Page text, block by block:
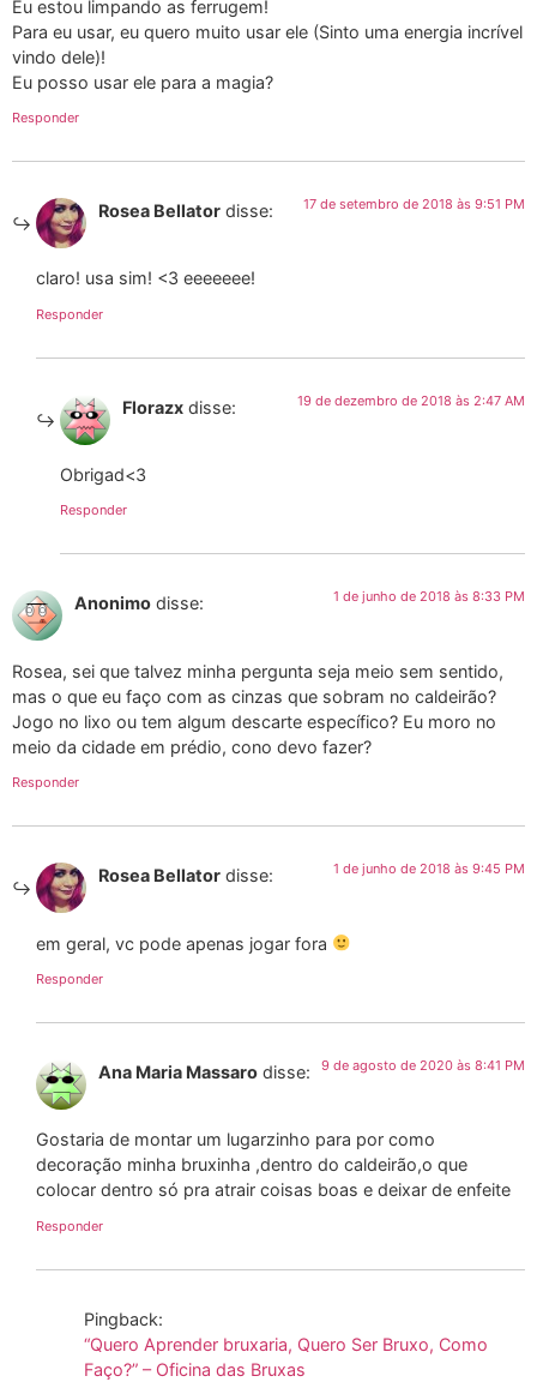
Eu estou limpando as ferrugem!
Para eu usar, eu quero muito usar ele (Sinto uma energia incrível
vindo dele)!
Eu posso usar ele para a magia?
Responder
Rosea Bellator disse: 17 de setembro de 2018 às 9:51 PM
claro! usa sim! <3 eeeeeee!
Responder
Florazx disse: 19 de dezembro de 2018 às 2:47 AM
Obrigad<3
Responder
Anonimo disse: 1 de junho de 2018 às 8:33 PM
Rosea, sei que talvez minha pergunta seja meio sem sentido,
mas o que eu faço com as cinzas que sobram no caldeirão?
Jogo no lixo ou tem algum descarte específico? Eu moro no
meio da cidade em prédio, cono devo fazer?
Responder
Rosea Bellator disse: 1 de junho de 2018 às 9:45 PM
em geral, vc pode apenas jogar fora
Responder
Ana Maria Massaro disse: 9 de agosto de 2020 às 8:41 PM
Gostaria de montar um lugarzinho para por como
decoração minha bruxinha ,dentro do caldeirão,o que
colocar dentro só pra atrair coisas boas e deixar de enfeite
Responder
Pingback:
“Quero Aprender bruxaria, Quero Ser Bruxo, Como
Faço?” – Oficina das Bruxas